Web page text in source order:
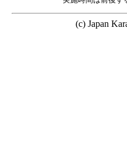
(c) Japan